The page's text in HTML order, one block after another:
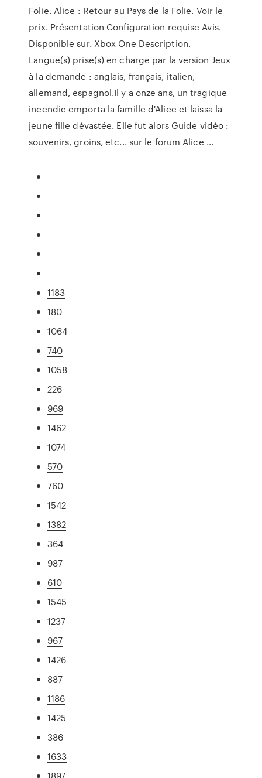
Folie. Alice : Retour au Pays de la Folie. Voir le
prix. Présentation Configuration requise Avis.
Disponible sur. Xbox One Description.
Langue(s) prise(s) en charge par la version Jeux
à la demande : anglais, français, italien,
allemand, espagnol.Il y a onze ans, un tragique
incendie emporta la famille d'Alice et laissa la
jeune fille dévastée. Elle fut alors Guide vidéo :
souvenirs, groins, etc... sur le forum Alice ...
1183
180
1064
740
1058
226
969
1462
1074
570
760
1542
1382
364
987
610
1545
1237
967
1426
887
1186
1425
386
1633
1897